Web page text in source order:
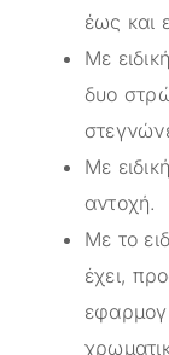
έως και
Με
δυο
Με
αντοχή.
Με το
έχει,